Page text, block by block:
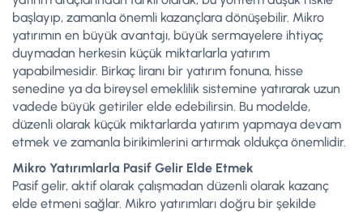
başlayıp, zamanla önemli kazançlara dönüşebilir. Mikro
yatırımın en büyük avantajı, büyük sermayelere ihtiyaç
duymadan herkesin küçük miktarlarla yatırım
yapabilmesidir. Birkaç liranı bir yatırım fonuna, hisse
senedine ya da bireysel emeklilik sistemine yatırarak uzun
vadede büyük getiriler elde edebilirsin. Bu modelde,
düzenli olarak küçük miktarlarda yatırım yapmaya devam
etmek ve zamanla birikimlerini artırmak oldukça önemlidir.
Mikro Yatırımlarla Pasif Gelir Elde Etmek
Pasif gelir, aktif olarak çalışmadan düzenli olarak kazanç
elde etmeni sağlar. Mikro yatırımları doğru bir şekilde